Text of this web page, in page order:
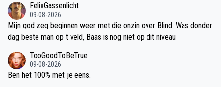
jax sinds jaren zijn. Wat wel heeeel kwetsbaar is, wanneer Henriqu
e aan de aanval is en de counter volgt, dan heb je een KKD waardi
g centrum over met Blind men Bouwman. Ik vind Bouwman als cen
r verdedigen veel en veel te licht. Psv heeft een heel slechte acht
erhoede, maar Ajax heeft een centrum die vele malen slechter is.
Dat baart mij grote zorgen, vooral nu er geen echte 6 aanwezig is.
FelixGassenlicht
09-08-2026
Mijn god zeg beginnen weer met die onzin over Blind. Was donder
dag beste man op t veld, Baas is nog niet op dit niveau
TooGoodToBeTrue
09-08-2026
Ben het 100% met je eens.